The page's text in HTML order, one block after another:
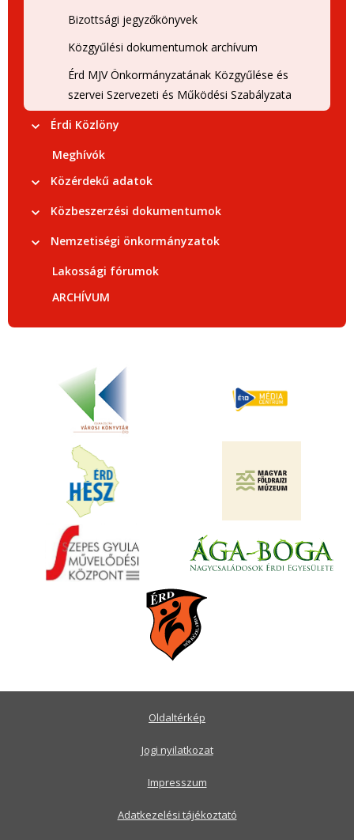
Bizottsági jegyzőkönyvek
Közgyűlési dokumentumok archívum
Érd MJV Önkormányzatának Közgyűlése és
szervei Szervezeti és Működési Szabályzata
Érdi Közlöny
Meghívók
Közérdekű adatok
Közbeszerzési dokumentumok
Nemzetiségi önkormányzatok
Lakossági fórumok
ARCHÍVUM
Oldaltérkép
Jogi nyilatkozat
Impresszum
Adatkezelési tájékoztató